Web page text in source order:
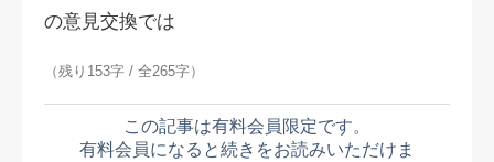
の意見交換では
（残り153字 / 全265字）
この記事は有料会員限定です。
有料会員になると続きをお読みいただけま